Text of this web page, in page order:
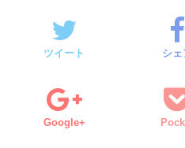
ツイート シェ
Google+